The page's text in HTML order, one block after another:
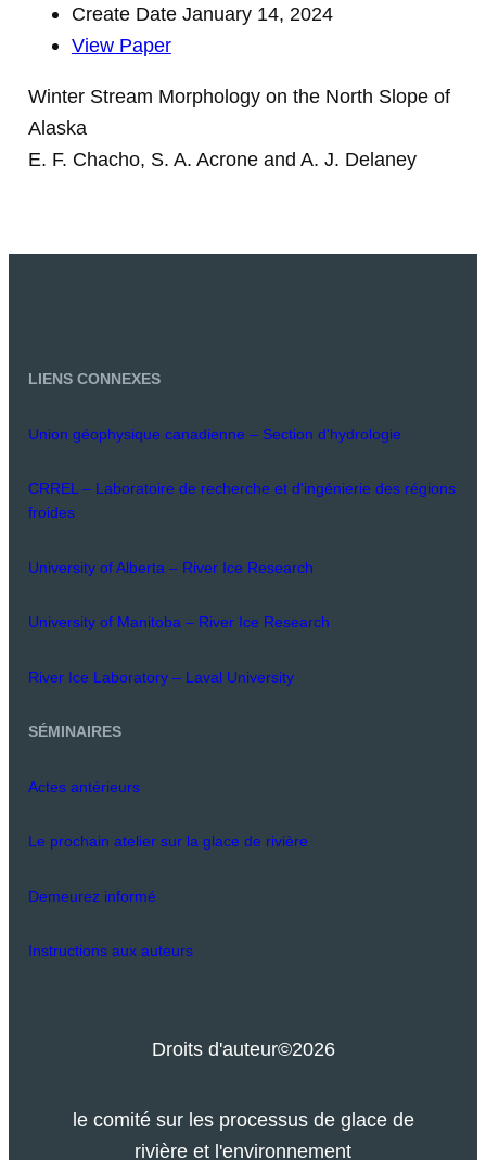
Create Date January 14, 2024
View Paper
Winter Stream Morphology on the North Slope of
Alaska
E. F. Chacho, S. A. Acrone and A. J. Delaney
LIENS CONNEXES
Union géophysique canadienne – Section d'hydrologie
CRREL – Laboratoire de recherche et d'ingénierie des régions
froides
University of Alberta – River Ice Research
University of Manitoba – River Ice Research
River Ice Laboratory – Laval University
SÉMINAIRES
Actes antérieurs
Le prochain atelier sur la glace de rivière
Demeurez informé
Instructions aux auteurs
Droits d'auteur©2026
le comité sur les processus de glace de
rivière et l'environnement